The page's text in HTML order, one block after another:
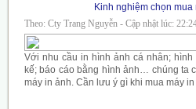
Kinh nghiệm chọn mua
Theo: Cty Trang Nguyễn - Cập nhật lúc:
Với nhu cầu in hình ảnh cá nhân;
kế; báo cáo bằng hình ảnh… chúng ta
máy in ảnh. Cần lưu ý gì khi mua máy